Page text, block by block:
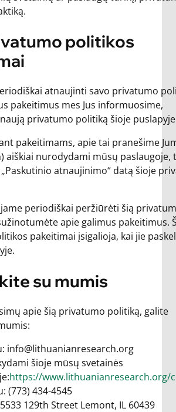
politikos
atnaujinti savo privatumo
pakeitimus mes Jus informuosime,
privatumo politiką šioje
pakeitimams, apie tai pranešime
aiškiai nurodydami mūsų paslaugoje,
atnaujinimo“ datą šioje
periodiškai peržiūrėti šią
apie galimus pakeitimus.
pakeitimai įsigalioja, kai jie
su mumis
apie šią privatumo politiką, galite
info@lithuanianresearch.org
šioje mūsų svetainės
https://www.lithuanianresearch.org/
(773) 434-4545
129th Street Lemont, IL 60439